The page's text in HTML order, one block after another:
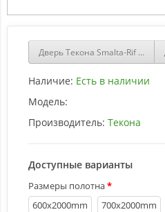
Дверь Текона Smalta-Rif 208,2
Наличие: Есть в наличии
Модель:
Производитель: Текона
Доступные варианты
Размеры полотна
600х2000mm
700х2000mm